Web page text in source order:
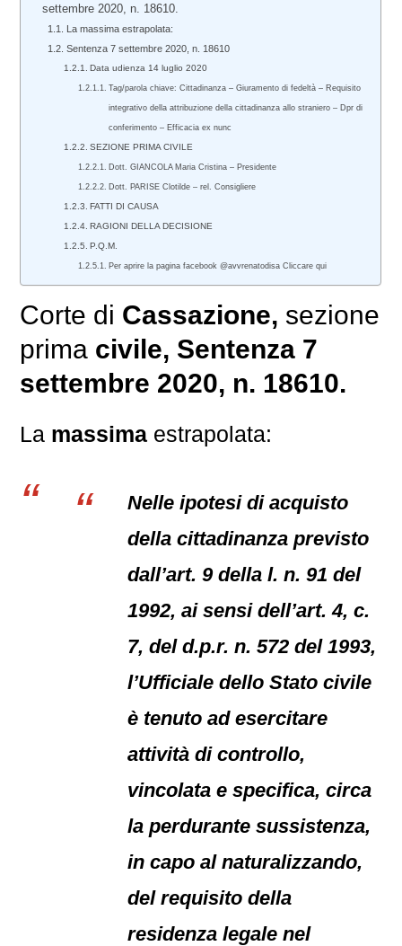
settembre 2020, n. 18610.
La massima estrapolata:
Sentenza 7 settembre 2020, n. 18610
Data udienza 14 luglio 2020
Tag/parola chiave: Cittadinanza – Giuramento di fedeltà – Requisito
integrativo della attribuzione della cittadinanza allo straniero – Dpr di
conferimento – Efficacia ex nunc
SEZIONE PRIMA CIVILE
Dott. GIANCOLA Maria Cristina – Presidente
Dott. PARISE Clotilde – rel. Consigliere
FATTI DI CAUSA
RAGIONI DELLA DECISIONE
P.Q.M.
Per aprire la pagina facebook @avvrenatodisa Cliccare qui
Corte di Cassazione, sezione
prima civile, Sentenza 7
settembre 2020, n. 18610.
La massima estrapolata:
Nelle ipotesi di acquisto
della cittadinanza previsto
dall’art. 9 della l. n. 91 del
1992, ai sensi dell’art. 4, c.
7, del d.p.r. n. 572 del 1993,
l’Ufficiale dello Stato civile
è tenuto ad esercitare
attività di controllo,
vincolata e specifica, circa
la perdurante sussistenza,
in capo al naturalizzando,
del requisito della
residenza legale nel